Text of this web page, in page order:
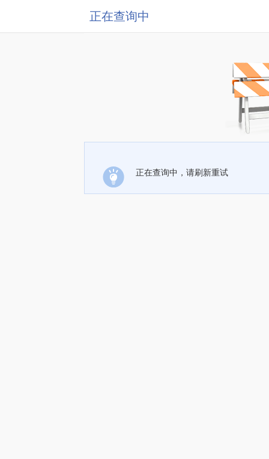
正在查询中
正在查询中，请刷新重试